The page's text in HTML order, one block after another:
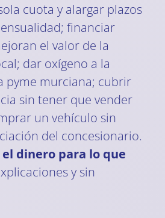
cuota y alargar plazos
financiar
el valor de la
dar oxígeno a la
pyme murciana; cubrir
sin tener que vender
un vehículo sin
del concesionario.
dinero para lo que
y sin